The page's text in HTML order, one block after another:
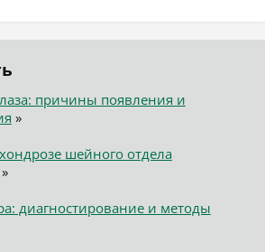
причины появления и
»
шейного отдела
диагностирование и методы